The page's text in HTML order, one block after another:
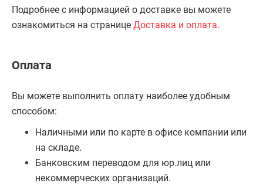
Подробнее с информацией о доставке вы можете
ознакомиться на странице Доставка и оплата.
Оплата
Вы можете выполнить оплату наиболее удобным
способом:
Наличными или по карте в офисе компании или
на складе.
Банковским переводом для юр.лиц или
некоммерческих организаций.